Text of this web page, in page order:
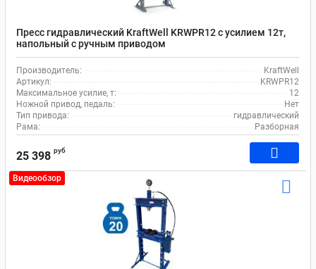
Пресс гидравлический KraftWell KRWPR12 с усилием 12т,
напольный с ручным приводом
Производитель:
KraftWell
Артикул:
KRWPR12
Максимальное усилие, т:
12
Ножной привод, педаль:
Нет
Тип привода:
гидравлический
Рама:
Разборная
25 398 руб
Видеообзор